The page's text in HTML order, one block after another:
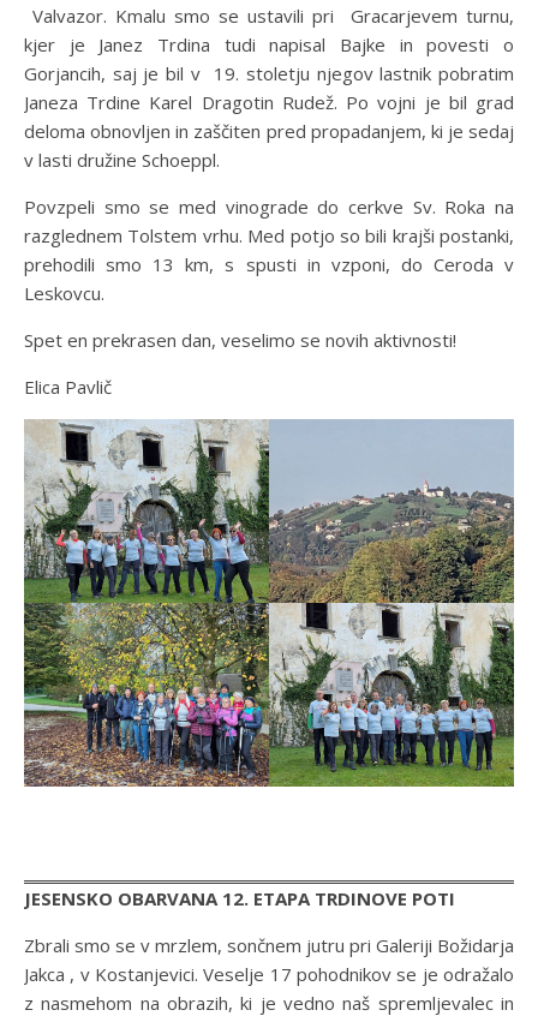
Valvazor. Kmalu smo se ustavili pri Gracarjevem turnu,
kjer je Janez Trdina tudi napisal Bajke in povesti o
Gorjancih, saj je bil v 19. stoletju njegov lastnik pobratim
Janeza Trdine Karel Dragotin Rudež. Po vojni je bil grad
deloma obnovljen in zaščiten pred propadanjem, ki je sedaj
v lasti družine Schoeppl.
Povzpeli smo se med vinograde do cerkve Sv. Roka na
razglednem Tolstem vrhu. Med potjo so bili krajši postanki,
prehodili smo 13 km, s spusti in vzponi, do Ceroda v
Leskovcu.
Spet en prekrasen dan, veselimo se novih aktivnosti!
Elica Pavlič
JESENSKO OBARVANA 12. ETAPA TRDINOVE POTI
Zbrali smo se v mrzlem, sončnem jutru pri Galeriji Božidarja
Jakca , v Kostanjevici. Veselje 17 pohodnikov se je odražalo
z nasmehom na obrazih, ki je vedno naš spremljevalec in